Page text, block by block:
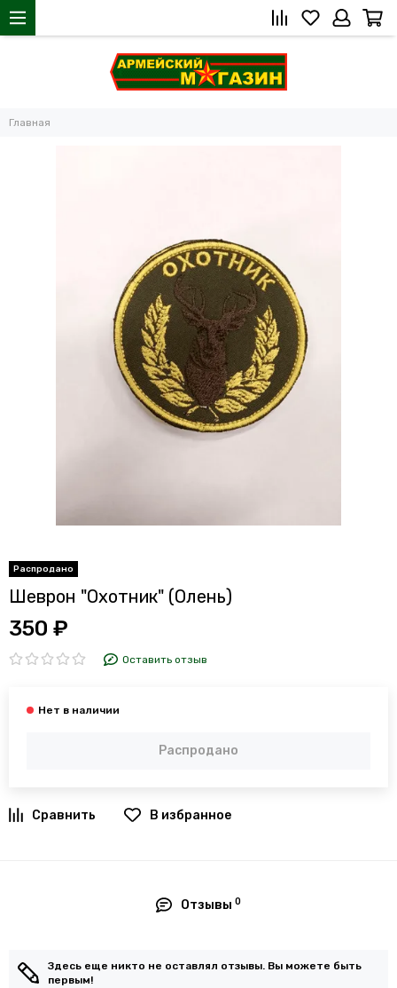
Главная
Шеврон "Охотник" (Олень)
350 ₽
Оставить отзыв
Распродано
В избранное
Отзывы0
Здесь еще никто не оставлял отзывы. Вы можете быть
первым!